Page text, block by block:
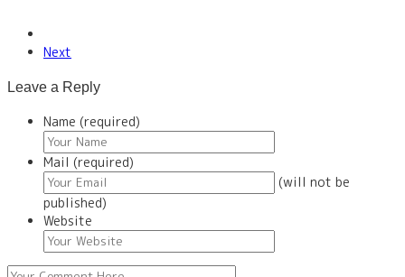
Next
Leave a Reply
Name (required)
Mail (required)
(will not be
published)
Website